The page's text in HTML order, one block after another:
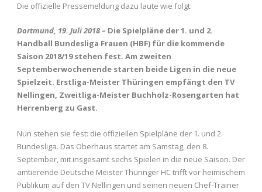
Die offizielle Pressemeldung dazu laute wie folgt:
Dortmund, 19. Juli 2018 – Die Spielpläne der 1. und 2.
Handball Bundesliga Frauen (HBF) für die kommende
Saison 2018/19 stehen fest. Am zweiten
Septemberwochenende starten beide Ligen in die neue
Spielzeit. Erstliga-Meister Thüringen empfängt den TV
Nellingen, Zweitliga-Meister Buchholz-Rosengarten hat
Herrenberg zu Gast.
Nun stehen sie fest: die offiziellen Spielpläne der 1. und 2.
Bundesliga. Das Oberhaus startet am Samstag, den 8.
September, mit insgesamt sechs Spielen in die neue Saison. Der
amtierende Deutsche Meister Thüringer HC trifft vor heimischem
Publikum auf den TV Nellingen und seinen neuen Chef-Trainer